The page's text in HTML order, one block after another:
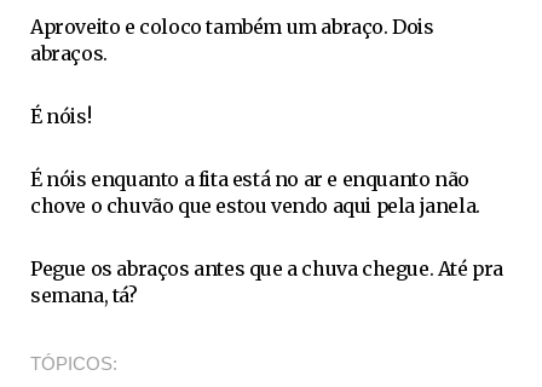
Aproveito e coloco também um abraço. Dois
abraços.
É nóis!
É nóis enquanto a fita está no ar e enquanto não
chove o chuvão que estou vendo aqui pela janela.
Pegue os abraços antes que a chuva chegue. Até pra
semana, tá?
TÓPICOS